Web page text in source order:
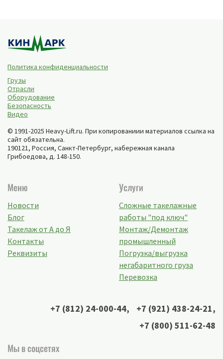
Политика конфиденциальности
Грузы
Отрасли
Оборудование
Безопасность
Видео
© 1991-2025 Heavy-Lift.ru. При копированиии материалов ссылка на
сайт обязательна.
190121, Россия, Санкт-Петербург, набережная канала
Грибоедова, д. 148-150.
Меню
Новости
Блог
Такелаж от А до Я
Контакты
Реквизиты
Услуги
Сложные такелажные
работы "под ключ"
Монтаж/Демонтаж
промышленный
Погрузка/выгрузка
негабаритного груза
Перевозка
+7 (812) 24-000-44, +7 (921) 438-24-21,
+7 (800) 511-62-48
Мы в соцсетях